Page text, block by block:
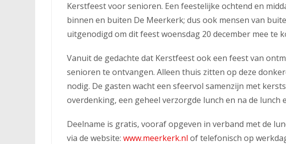
Kerstfeest voor senioren. Een feestelijke ochtend en
binnen en buiten De Meerkerk; dus ook mensen van
uitgenodigd om dit feest woensdag 20 december mee te
Vanuit de gedachte dat Kerstfeest ook een feest van
senioren te ontvangen. Alleen thuis zitten op deze
nodig. De gasten wacht een sfeervol samenzijn met
overdenking, een geheel verzorgde lunch en na de lunch
Deelname is gratis, vooraf opgeven in verband met de
via de website: www.meerkerk.nl of telefonisch op